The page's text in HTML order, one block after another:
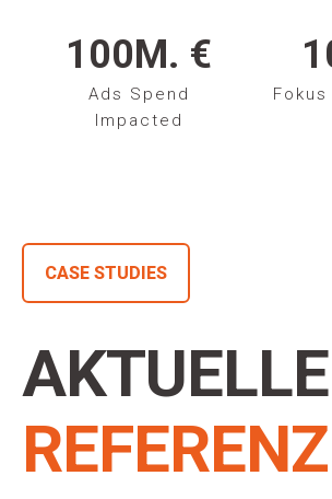
100M. €
Ads Spend
Impacted
CASE STUDIES
AKTUELLE